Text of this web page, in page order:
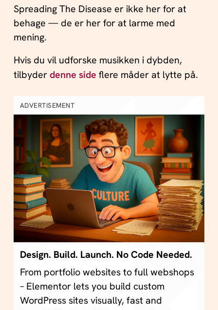
Spreading The Disease er ikke her for at
behage — de er her for at larme med
mening.
Hvis du vil udforske musikken i dybden,
tilbyderdenne side flere måder at lytte på.
ADVERTISEMENT
Design. Build. Launch. No Code Needed.
From portfolio websites to full webshops
– Elementor lets you build custom
WordPress sites visually, fast and